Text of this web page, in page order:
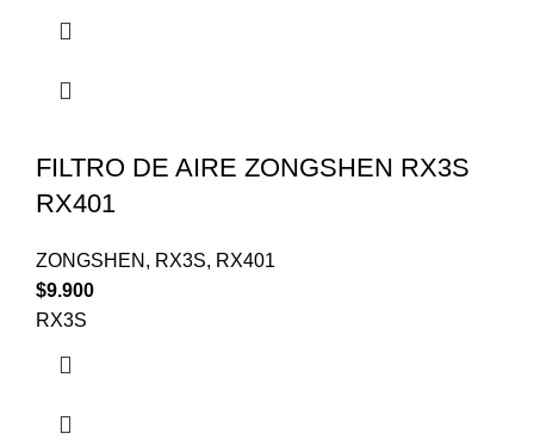
FILTRO DE AIRE ZONGSHEN RX3S
RX401
ZONGSHEN , RX3S, RX401
$9.900
RX3S